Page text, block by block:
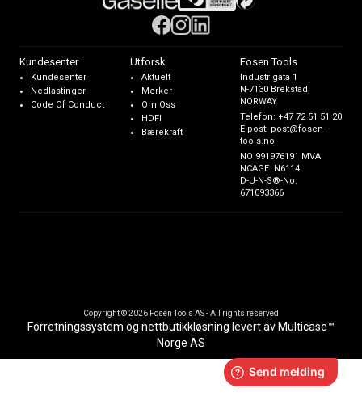
Kundesenter
Kundesenter
Nedlastinger
Code Of Conduct
Utforsk
Aktuelt
Merker
Om Oss
HDFI
Bærekraft
Fosen Tools
Industrigata 1
N-7130 Brekstad,
NORWAY
Telefon:+47 72 51 51 20
E-post: post@fosen-
tools.no
NO 991976191 MVA
NCAGE: N6114
D-U-N-S®-No:
671093366
Copyright © 2026 Fosen Tools AS - All rights reserved
Forretningssystem og nettbutikkløsning levert av Multicase™
Norge AS